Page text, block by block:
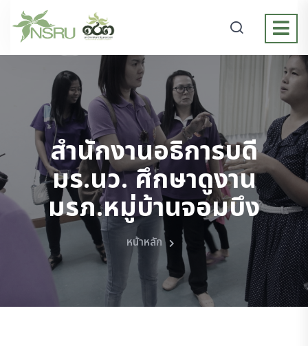
สำนักงานอธิการบดี
มร.นว. ศึกษาดูงาน
มรภ.หมู่บ้านจอมบึง
หน้าหลัก